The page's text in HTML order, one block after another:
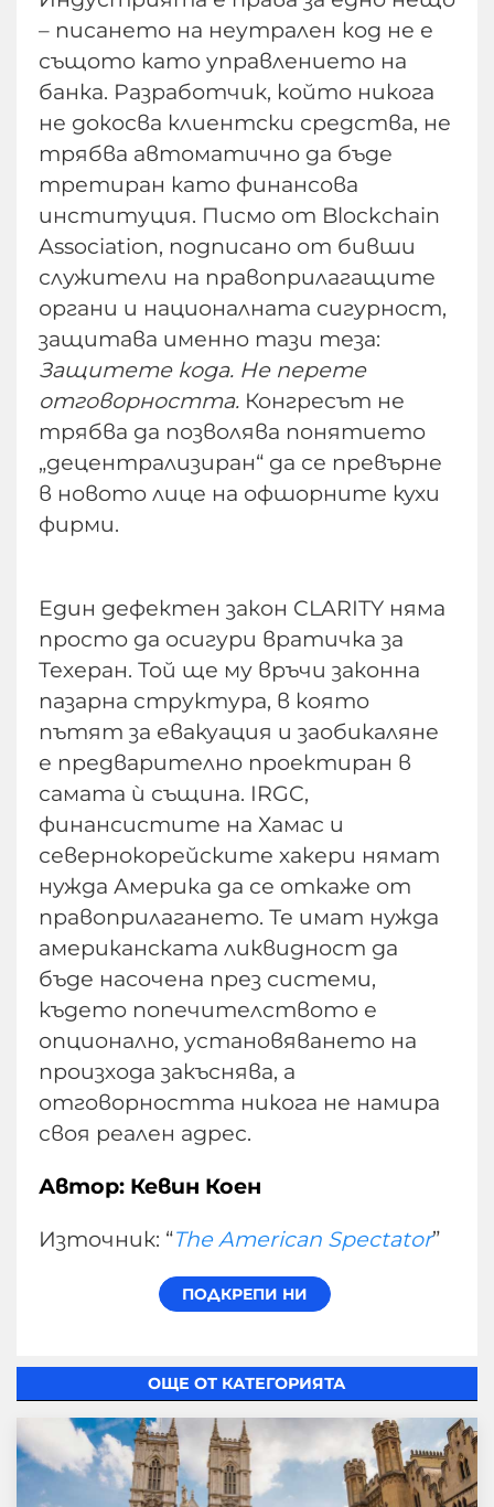
– писането на неутрален код не е
същото като управлението на
банка. Разработчик, който никога
не докосва клиентски средства, не
трябва автоматично да бъде
третиран като финансова
институция. Писмо от Blockchain
Association, подписано от бивши
служители на правоприлагащите
органи и националната сигурност,
защитава именно тази теза:
Защитете кода. Не перете
отговорността. Конгресът не
трябва да позволява понятието
„децентрализиран“ да се превърне
в новото лице на офшорните кухи
фирми.
Един дефектен закон CLARITY няма
просто да осигури вратичка за
Техеран. Той ще му връчи законна
пазарна структура, в която
пътят за евакуация и заобикаляне
е предварително проектиран в
самата ѝ същина. IRGC,
финансистите на Хамас и
севернокорейските хакери нямат
нужда Америка да се откаже от
правоприлагането. Те имат нужда
американската ликвидност да
бъде насочена през системи,
където попечителството е
опционално, установяването на
произхода закъснява, а
отговорността никога не намира
своя реален адрес.
Автор: Кевин Коен
Източник: “The American Spectator”
ОЩЕ ОТ КАТЕГОРИЯТА